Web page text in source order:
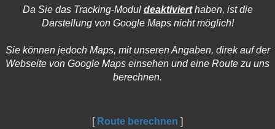
Da Sie das Tracking-Modul deaktivierthaben, ist die
Darstellung von Google Maps nicht möglich!
Sie können jedoch Maps, mit unseren Angaben, direk auf der
Webseite von Google Maps einsehen und eine Route zu uns
berechnen.
[ Route berechnen ]